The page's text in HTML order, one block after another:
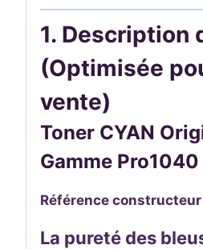
1. Description
(Optimisée
vente)
Toner CYAN
Gamme
Référence constructeur
La pureté des